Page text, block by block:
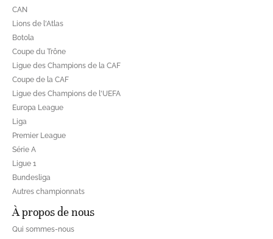
CAN
Lions de l'Atlas
Botola
Coupe du Trône
Ligue des Champions de la CAF
Coupe de la CAF
Ligue des Champions de l'UEFA
Europa League
Liga
Premier League
Série A
Ligue 1
Bundesliga
Autres championnats
À propos de nous
Qui sommes-nous